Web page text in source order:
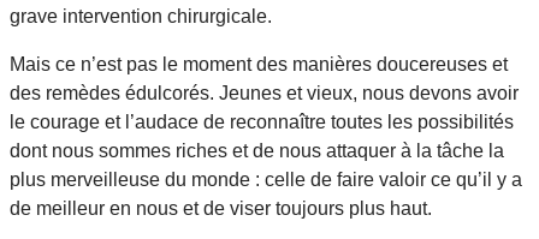
grave intervention chirurgicale.
Mais ce n’est pas le moment des manières doucereuses et
des remèdes édulcorés. Jeunes et vieux, nous devons avoir
le courage et l’audace de reconnaître toutes les possibilités
dont nous sommes riches et de nous attaquer à la tâche la
plus merveilleuse du monde : celle de faire valoir ce qu’il y a
de meilleur en nous et de viser toujours plus haut.